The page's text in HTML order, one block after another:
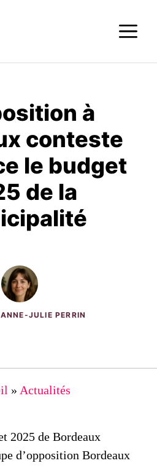
à
conteste
le budget
de la
ANNE-JULIE PERRIN
» Actualités
2025 de Bordeaux
d’opposition Bordeaux